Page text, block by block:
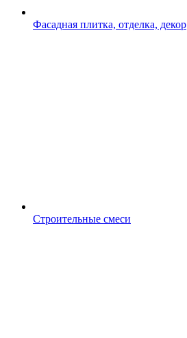
Фасадная плитка, отделка, декор
Строительные смеси